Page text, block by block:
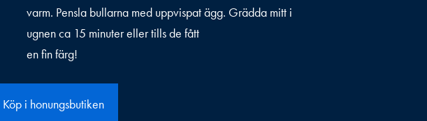
varm. Pensla bullarna med uppvispat ägg. Grädda mitt i
ugnen ca 15 minuter eller tills de fått
en fin färg!
Köp i honungsbutiken